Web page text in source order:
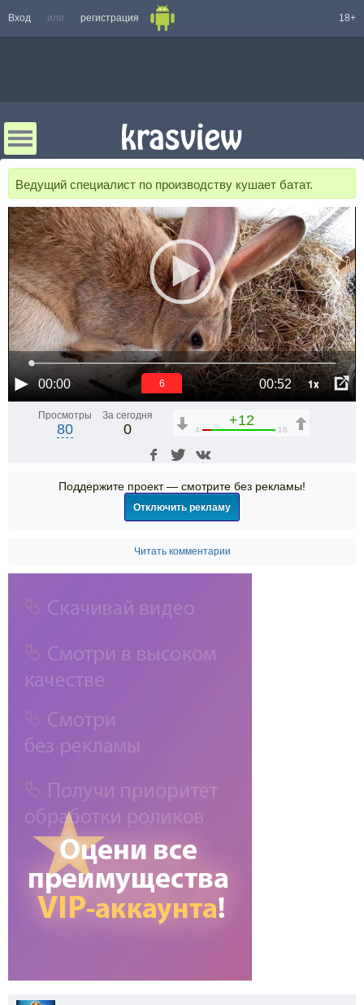
Вход или регистрация 18+
Ведущий специалист по производству кушает батат.
00:00 00:52 1x
5
Просмотры
80
За сегодня
0
+12
4 16
Поддержите проект — смотрите без рекламы!
Отключить рекламу
Читать комментарии